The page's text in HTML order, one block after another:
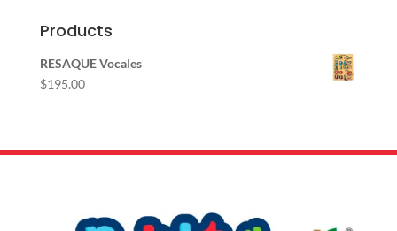
Products
RESAQUE Vocales
$195.00